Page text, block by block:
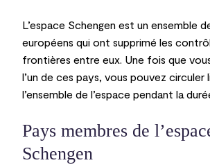
L’espace Schengen est un ensemble
européens qui ont supprimé les
frontières entre eux. Une fois que
l’un de ces pays, vous pouvez circuler
l’ensemble de l’espace pendant la
Pays membres de
Schengen